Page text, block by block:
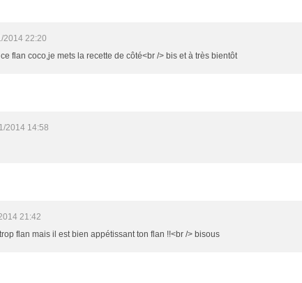
2014 22:20
flan coco,je mets la recette de côté<br /> bis et à très bientôt
2014 14:58
21:42
flan mais il est bien appétissant ton flan !!<br /> bisous